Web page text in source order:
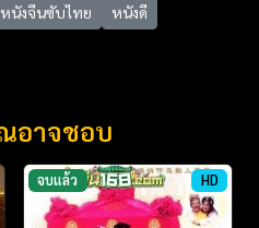
หนังจีนซับไทย
หนังดี
อาจชอบ
จบแล้ว HD